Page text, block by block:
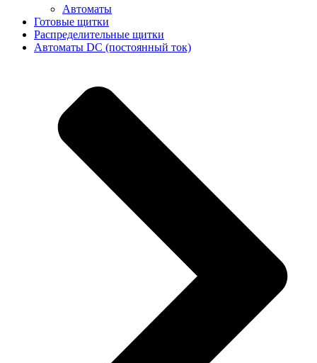
Автоматы
Готовые щитки
Распределительные щитки
Автоматы DC (постоянный ток)